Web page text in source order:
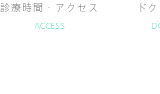
診療時間・アクセス
ACCESS
ド